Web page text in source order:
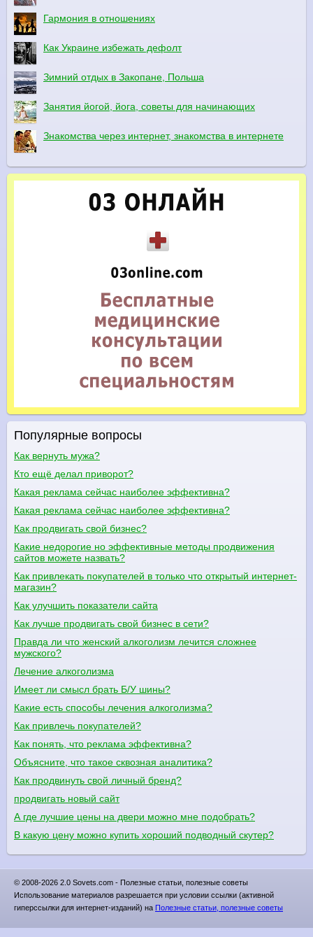
Гармония в отношениях
Как Украине избежать дефолт
Зимний отдых в Закопане, Польша
Занятия йогой, йога, советы для начинающих
Знакомства через интернет, знакомства в интернете
Популярные вопросы
Как вернуть мужа?
Кто ещё делал приворот?
Какая реклама сейчас наиболее эффективна?
Какая реклама сейчас наиболее эффективна?
Как продвигать свой бизнес?
Какие недорогие но эффективные методы продвижения
сайтов можете назвать?
Как привлекать покупателей в только что открытый интернет-
магазин?
Как улучшить показатели сайта
Как лучше продвигать свой бизнес в сети?
Правда ли что женский алкоголизм лечится сложнее
мужского?
Лечение алкоголизма
Имеет ли смысл брать Б/У шины?
Какие есть способы лечения алкоголизма?
Как привлечь покупателей?
Как понять, что реклама эффективна?
Объясните, что такое сквозная аналитика?
Как продвинуть свой личный бренд?
продвигать новый сайт
А где лучшие цены на двери можно мне подобрать?
В какую цену можно купить хороший подводный скутер?
© 2008-2026 2.0 Sovets.com - Полезные статьи, полезные советы
Использование материалов разрешается при условии ссылки (активной
гиперссылки для интернет-изданий) на Полезные статьи, полезные советы